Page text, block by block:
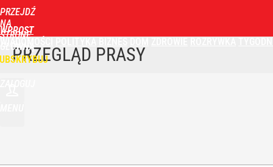
PRZEJDŹ
NA
STRONĘ
GŁÓWNĄ
WPROST
PRZEGLĄD PRASY